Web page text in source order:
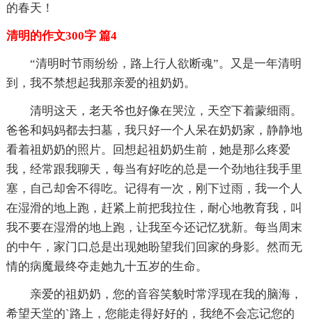
的春天！
清明的作文300字 篇4
“清明时节雨纷纷，路上行人欲断魂”。又是一年清明
到，我不禁想起我那亲爱的祖奶奶。
清明这天，老天爷也好像在哭泣，天空下着蒙细雨。
爸爸和妈妈都去扫墓，我只好一个人呆在奶奶家，静静地
看着祖奶奶的照片。回想起祖奶奶生前，她是那么疼爱
我，经常跟我聊天，每当有好吃的总是一个劲地往我手里
塞，自己却舍不得吃。记得有一次，刚下过雨，我一个人
在湿滑的地上跑，赶紧上前把我拉住，耐心地教育我，叫
我不要在湿滑的地上跑，让我至今还记忆犹新。每当周末
的中午，家门口总是出现她盼望我们回家的身影。然而无
情的病魔最终夺走她九十五岁的生命。
亲爱的祖奶奶，您的音容笑貌时常浮现在我的脑海，
希望天堂的`路上，您能走得好好的，我绝不会忘记您的